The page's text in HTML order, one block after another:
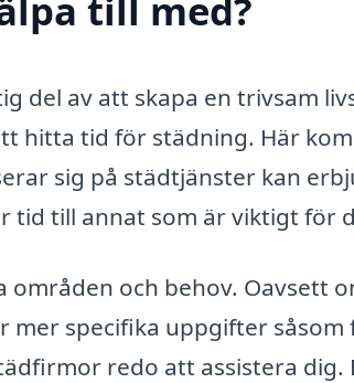
del av att skapa en trivsam
hitta tid för städning. Här
sig på städtjänster kan
tid till annat som är viktigt för
områden och behov. Oavsett
specifika uppgifter
redo att assistera dig.